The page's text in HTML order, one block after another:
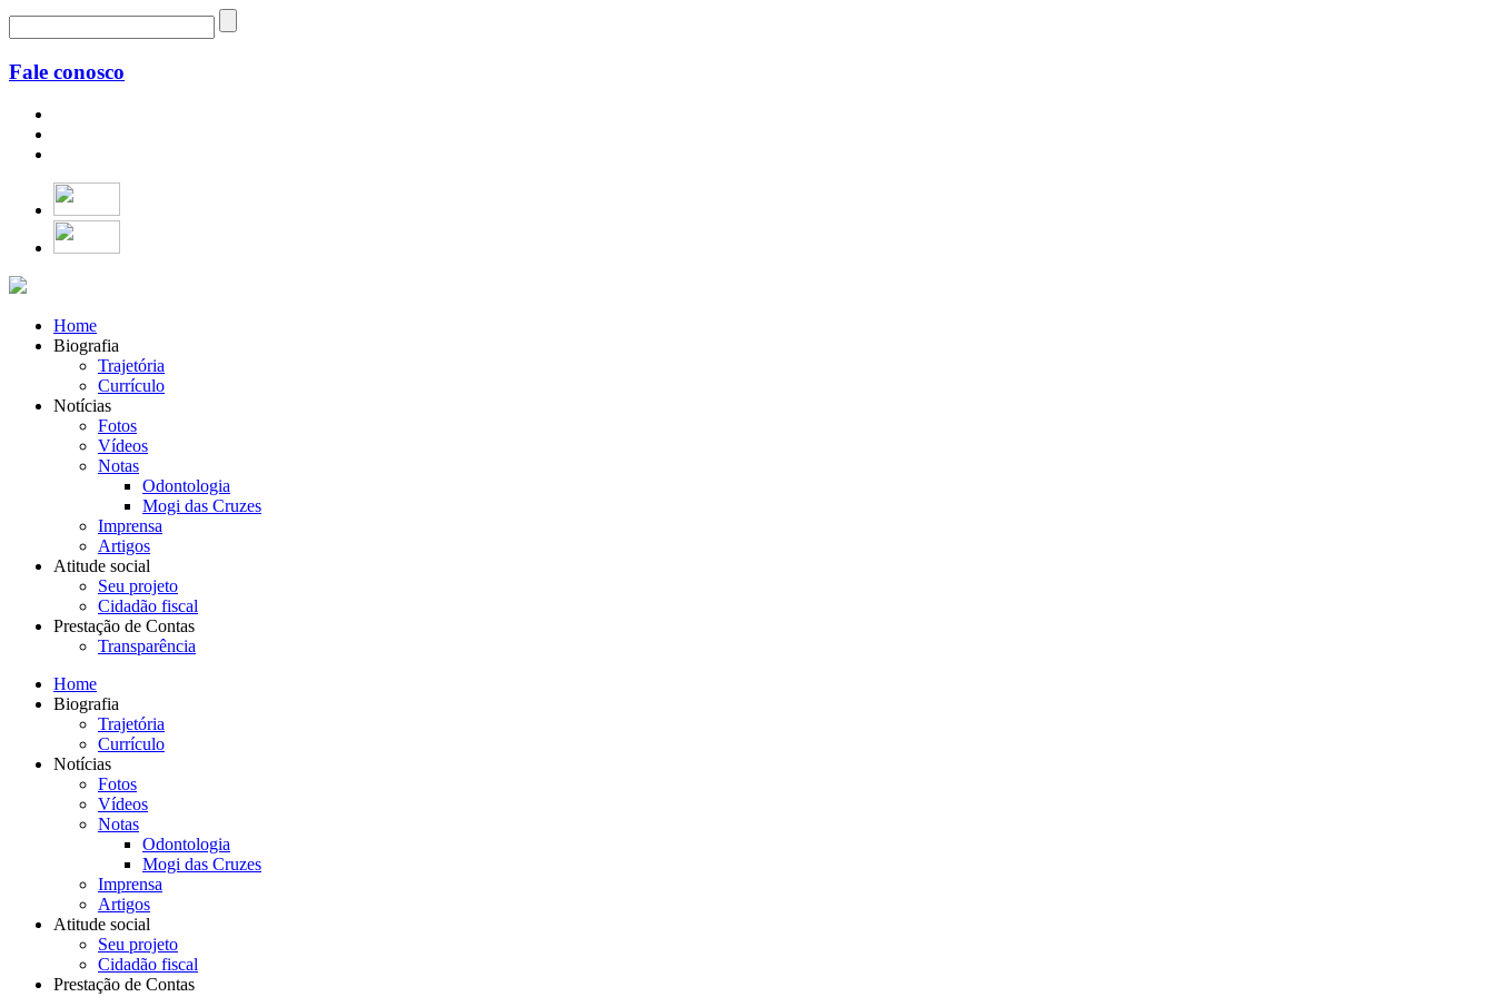
Fale conosco
Home
Biografia
Trajetória
Currículo
Notícias
Fotos
Vídeos
Notas
Odontologia
Mogi das Cruzes
Imprensa
Artigos
Atitude social
Seu projeto
Cidadão fiscal
Prestação de Contas
Transparência
Home
Biografia
Trajetória
Currículo
Notícias
Fotos
Vídeos
Notas
Odontologia
Mogi das Cruzes
Imprensa
Artigos
Atitude social
Seu projeto
Cidadão fiscal
Prestação de Contas